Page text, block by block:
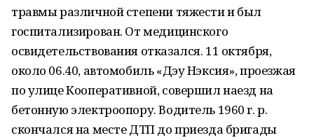
травмы различной степени тяжести и был
госпитализирован. От медицинского
освидетельствования отказался. 11 октября,
около 06.40, автомобиль «Дэу Нэксия», проезжая
по улице Кооперативной, совершил наезд на
бетонную электроопору. Водитель 1960 г. р.
скончался на месте ДТП до приезда бригады